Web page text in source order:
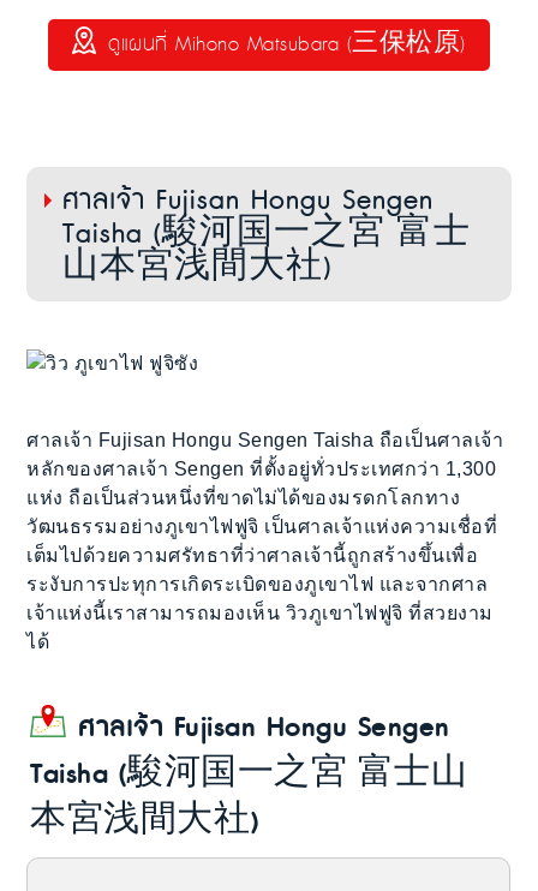
ดูแผนที่ Mihono Matsubara (三保松原)
ศาลเจ้า Fujisan Hongu Sengen
Taisha (駿河国一之宮 富士
山本宮浅間大社)
ศาลเจ้า Fujisan Hongu Sengen Taisha ถือเป็นศาลเจ้า
หลักของศาลเจ้า Sengen ที่ตั้งอยู่ทั่วประเทศกว่า 1,300
แห่ง ถือเป็นส่วนหนึ่งที่ขาดไม่ได้ของมรดกโลกทาง
วัฒนธรรมอย่างภูเขาไฟฟูจิ เป็นศาลเจ้าแห่งความเชื่อที่
เต็มไปด้วยความศรัทธาที่ว่าศาลเจ้านี้ถูกสร้างขึ้นเพื่อ
ระงับการปะทุการเกิดระเบิดของภูเขาไฟ และจากศาล
เจ้าแห่งนี้เราสามารถมองเห็น วิวภูเขาไฟฟูจิ ที่สวยงาม
ได้
ศาลเจ้า Fujisan Hongu Sengen
Taisha (駿河国一之宮 富士山
本宮浅間大社)